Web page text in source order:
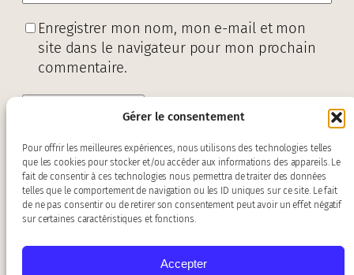
Gérer le consentement
Pour offrir les meilleures expériences, nous utilisons des technologies telles
que les cookies pour stocker et/ou accéder aux informations des appareils. Le
fait de consentir à ces technologies nous permettra de traiter des données
telles que le comportement de navigation ou les ID uniques sur ce site. Le fait
de ne pas consentir ou de retirer son consentement peut avoir un effet négatif
sur certaines caractéristiques et fonctions.
Accepter
Enregistrer mon nom, mon e-mail et mon
site dans le navigateur pour mon prochain
commentaire.